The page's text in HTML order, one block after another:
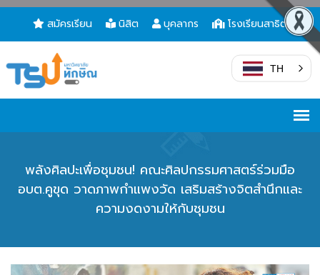
สมัครเรียน นิสิต บุคลากร โรงเรียนสาธิต
TH
พลังศิลปะเพื่อชุมชน! คณะศิลปกรรมศาสตร์ร่วมมือ
อบต.คูขุด วาดภาพกำแพงวัด เสริมสร้างจิตสำนึกและ
ความงดงามให้กับชุมชน